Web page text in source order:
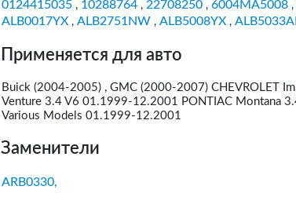
0124415035 , 10288764 , 22708250 , 6004MA5008 ,
ALB0017YX , ALB2751NW , ALB5008YX ,
Применяется для авто
Buick (2004-2005) , GMC (2000-2007) CHEVROLET
Venture 3.4 V6 01.1999-12.2001 PONTIAC Montana
Various Models 01.1999-12.2001
Заменители
ARB0330,